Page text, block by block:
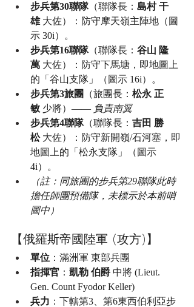
步兵第30聯隊（聯隊長： 島村 干
雄 大佐）：防守摩天嶺主陣地（圖
示 30i）。
步兵第16聯隊（聯隊長： 谷山 隆
萬 大佐）：防守下馬塘，即地圖上
的「谷山支隊」（圖示 16i）。
步兵第3旅團
（旅團長： 松永 正
敏 少將）—— 負責南翼
步兵第4聯隊（聯隊長： 吉田 勝
松 大佐）：防守新開嶺/石河塞，即
地圖上的「松永支隊」（圖示
4i）。
（註：同旅團的步兵第29聯隊此時
擔任師團預備隊，未標示於本前哨
圖中）
【俄羅斯帝國陸軍 (攻方)】
單位 ：滿洲軍 東部兵團
指揮官 ： 凱勒 伯爵 中將 (Lieut.
Gen. Count Fyodor Keller)
兵力 ：下轄第3、第6東西伯利亞步